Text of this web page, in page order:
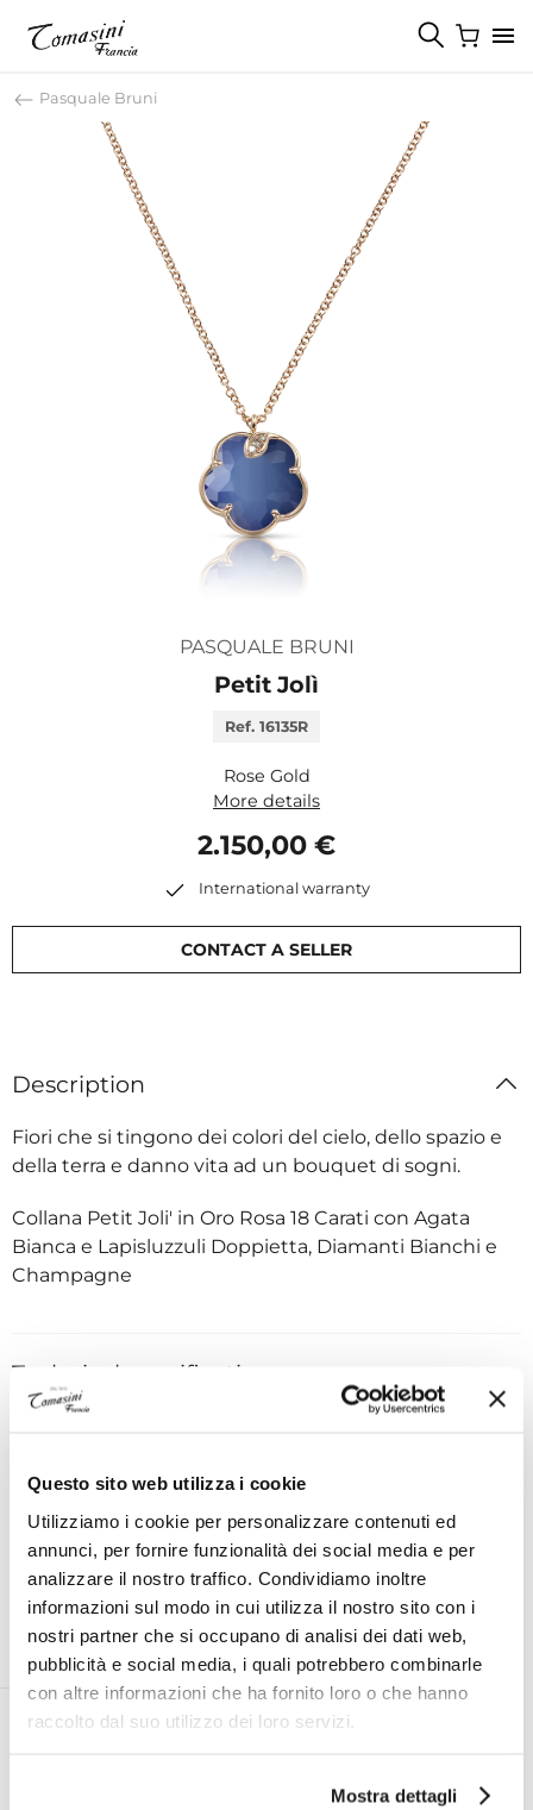
Questo sito web utilizza i cookie
Utilizziamo i cookie per personalizzare contenuti ed
annunci, per fornire funzionalità dei social media e per
analizzare il nostro traffico. Condividiamo inoltre
informazioni sul modo in cui utilizza il nostro sito con i
nostri partner che si occupano di analisi dei dati web,
pubblicità e social media, i quali potrebbero combinarle
con altre informazioni che ha fornito loro o che hanno
raccolto dal suo utilizzo dei loro servizi.
Mostra dettagli
Pasquale Bruni
PASQUALE BRUNI
Petit Jolì
Ref. 16135R
Rose Gold
More details
2.150,00 €
International warranty
CONTACT A SELLER
Description
Fiori che si tingono dei colori del cielo, dello spazio e
della terra e danno vita ad un bouquet di sogni.
Collana Petit Joli' in Oro Rosa 18 Carati con Agata
Bianca e Lapisluzzuli Doppietta, Diamanti Bianchi e
Champagne
Technical specifications
ADVANTAGES OF BUYING FROM TOMASINI
ON DEMAND PERSONAL EXPERT
OFFICIAL TECHNICAL ASSISTANCE
FOR ALL BRANDS
ORDERS GREATER THAN €99